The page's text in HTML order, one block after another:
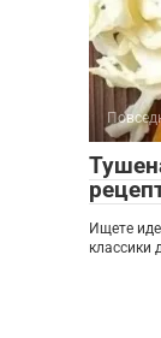
Ищете
классики